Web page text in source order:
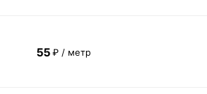
55 ₽ / метр